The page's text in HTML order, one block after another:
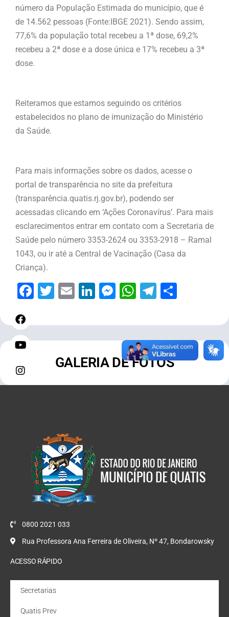
número da População Estimada do município, que é
de 14.562 pessoas (Fonte:IBGE 2021). Sendo assim,
77,6% da população total recebeu a 1ª dose, 69,2%
recebeu a 2ª dose e a dose única e 17% recebeu a 3ª
dose.
Reiteramos que estamos seguindo os critérios
estabelecidos no plano de imunização do Ministério
da Saúde.
Para mais informações sobre os dados, acesse o
portal de transparência no site da prefeitura
(transparência.quatis.rj.gov.br), podendo ser
acessadas clicando em ‘Ações Coronavírus’. Para mais
esclarecimentos entrar em contato com a Secretaria de
Saúde pelo número 3353-2624 ou 3353-2918 – Ramal
1043, ou ir até a Central de Vacinação (Casa da
Criança).
Facebook
Twitter
EmailLinkedIn
Messenger
WhatsApp
Telegram
GALERIA DE FOTOS
0800 2021 033
Rua Professora Ana Ferreira de Oliveira, Nº 47, Bondarowsky
ACESSO RÁPIDO
Secretarias
Quatis Prev